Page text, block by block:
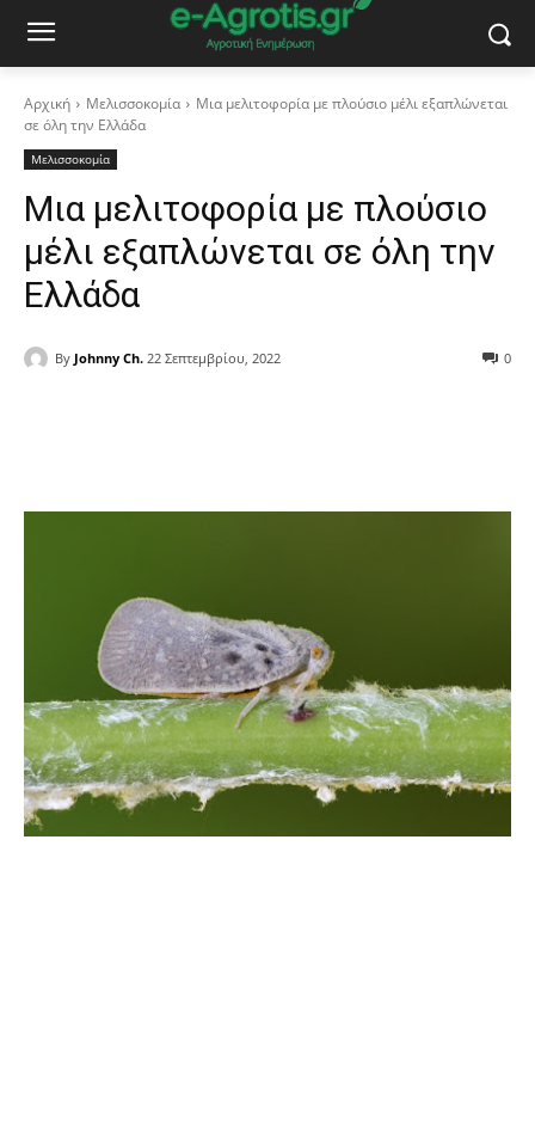
Αρχική Μελισσοκομία
Μια μελιτοφορία με πλούσιο μέλι εξαπλώνεται
σε όλη την Ελλάδα
Μελισσοκομία
Μια μελιτοφορία με πλούσιο
μέλι εξαπλώνεται σε όλη την
Ελλάδα
By Johnny Ch. 22 Σεπτεμβρίου, 2022 0